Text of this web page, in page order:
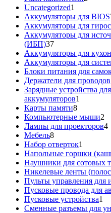
Uncategorized1
товар
Аккумуляторы для BIOS
Аккумуляторы для
Аккумуляторы для
(ИБП)3737
товаров
Аккумуляторы для
Аккумуляторы для
Блоки питания для
Держатели для проводов
Зарядные устройства
аккумуляторов1
Карты памяти88
товаров
Компьютерные мыши2
Лампы для проекторов44
Мебель88
товаров
Набор отверток1
товар
Напольные горшки
Наушники для сотовых
Никелевые ленты
Пульты управления для
Пусковые провода для
Пусковые устройства1
Сменные разъемы для